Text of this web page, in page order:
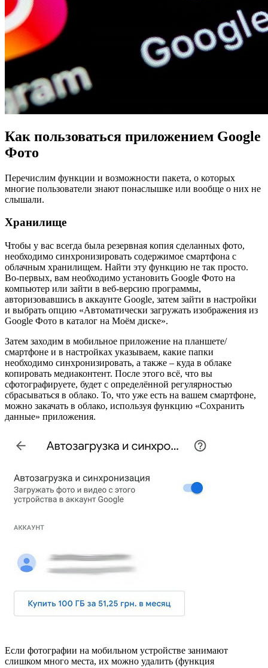
Как пользоваться приложением Google
Фото
Перечислим функции и возможности пакета, о которых
многие пользователи знают понаслышке или вообще о них не
слышали.
Хранилище
Чтобы у вас всегда была резервная копия сделанных фото,
необходимо синхронизировать содержимое смартфона с
облачным хранилищем. Найти эту функцию не так просто.
Во-первых, вам необходимо установить Google Фото на
компьютер или зайти в веб-версию программы,
авторизовавшись в аккаунте Google, затем зайти в настройки
и выбрать опцию «Автоматически загружать изображения из
Google Фото в каталог на Моём диске».
Затем заходим в мобильное приложение на планшете/
смартфоне и в настройках указываем, какие папки
необходимо синхронизировать, а также – куда в облаке
копировать медиаконтент. После этого всё, что вы
сфотографируете, будет с определённой регулярностью
сбрасываться в облако. То, что уже есть на вашем смартфоне,
можно закачать в облако, используя функцию «Сохранить
данные» приложения.
Если фотографии на мобильном устройстве занимают
слишком много места, их можно удалить (функция